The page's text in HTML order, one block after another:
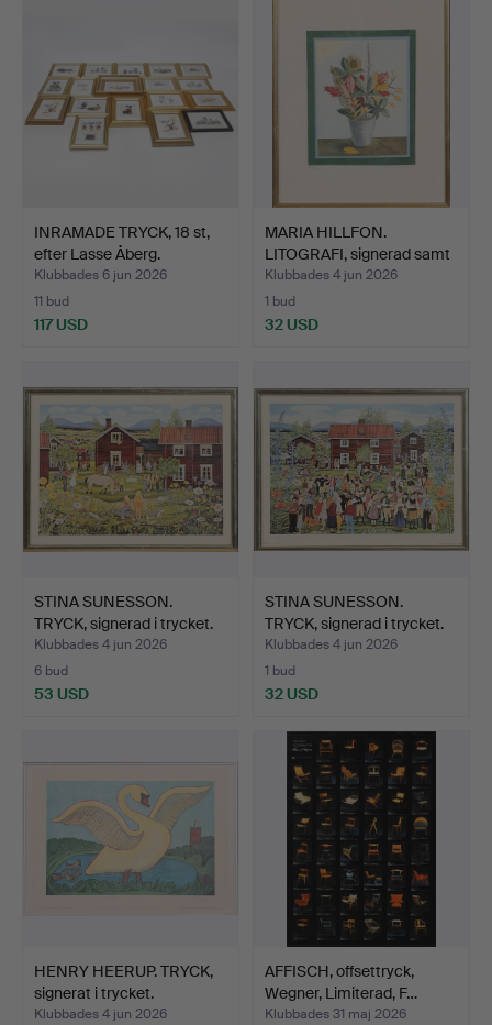
INRAMADE TRYCK, 18 st,
efter Lasse Åberg.
Klubbades 6 jun 2026
11 bud
117 USD
MARIA HILLFON.
LITOGRAFI, signerad samt
nu…
Klubbades 4 jun 2026
1 bud
32 USD
STINA SUNESSON.
TRYCK, signerad i trycket.
Klubbades 4 jun 2026
6 bud
53 USD
STINA SUNESSON.
TRYCK, signerad i trycket.
Klubbades 4 jun 2026
1 bud
32 USD
HENRY HEERUP. TRYCK,
signerat i trycket.
Klubbades 4 jun 2026
AFFISCH, offsettryck,
Wegner, Limiterad, F…
Klubbades 31 maj 2026